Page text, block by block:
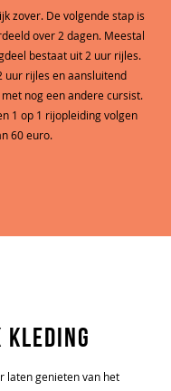
zover. De volgende stap is
over 2 dagen. Meestal
bestaat uit 2 uur rijles.
uur rijles en aansluitend
nog een andere cursist.
1 op 1 rijopleiding volgen
60 euro.
kleding
laten genieten van het